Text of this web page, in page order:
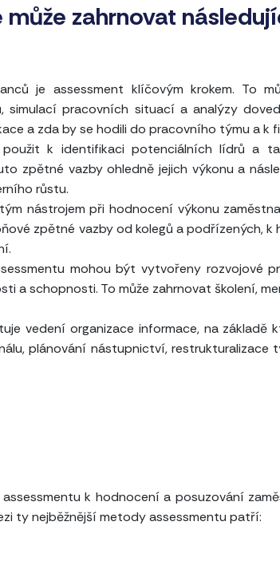
zahrnovat
je assessment klíčovým krokem. To
simulací pracovních situací a analýzy
a zda by se hodili do pracovního týmu a k
k identifikaci potenciálních lídrů a
zpětné vazby ohledně jejich výkonu a
růstu.
nástrojem při hodnocení výkonu
zpětné vazby od kolegů a podřízených, k
mohou být vytvořeny rozvojové
a schopnosti. To může zahrnovat školení,
vedení organizace informace, na základě
plánování nástupnictví, restrukturalizace
k hodnocení a posuzování
ty nejběžnější metody assessmentu patří: